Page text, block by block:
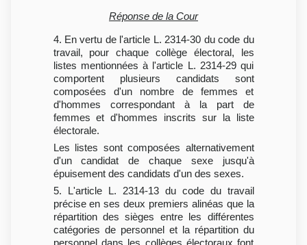
Réponse de la Cour
4. En vertu de l'article L. 2314-30 du code du
travail, pour chaque collège électoral, les
listes mentionnées à l'article L. 2314-29 qui
comportent plusieurs candidats sont
composées d'un nombre de femmes et
d'hommes correspondant à la part de
femmes et d'hommes inscrits sur la liste
électorale.
Les listes sont composées alternativement
d'un candidat de chaque sexe jusqu'à
épuisement des candidats d'un des sexes.
5. L'article L. 2314-13 du code du travail
précise en ses deux premiers alinéas que la
répartition des sièges entre les différentes
catégories de personnel et la répartition du
personnel dans les collèges électoraux font